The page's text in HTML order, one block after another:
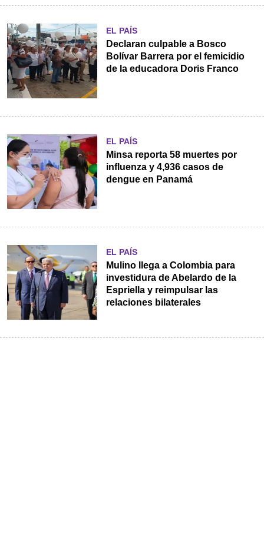
EL PAÍS
Declaran culpable a Bosco
Bolívar Barrera por el femicidio
de la educadora Doris Franco
EL PAÍS
Minsa reporta 58 muertes por
influenza y 4,936 casos de
dengue en Panamá
EL PAÍS
Mulino llega a Colombia para
investidura de Abelardo de la
Espriella y reimpulsar las
relaciones bilaterales